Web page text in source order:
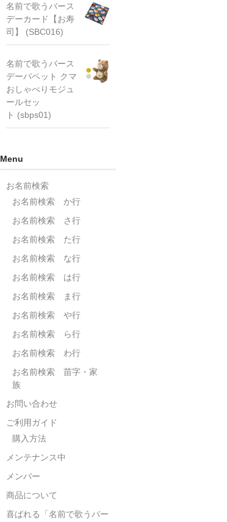
名前で歌うバース
デーカード【お寿
司】 (SBC016)
名前で歌うバース
デーパペット クマ
おしゃべりモジュ
ールセッ
ト (sbps01)
Menu
お名前検索
お名前検索 か行
お名前検索 さ行
お名前検索 た行
お名前検索 な行
お名前検索 は行
お名前検索 ま行
お名前検索 や行
お名前検索 ら行
お名前検索 わ行
お名前検索 苗字・家
族
お問い合わせ
ご利用ガイド
購入方法
メンテナンス中
メンバー
商品について
喜ばれる「名前で歌うバー